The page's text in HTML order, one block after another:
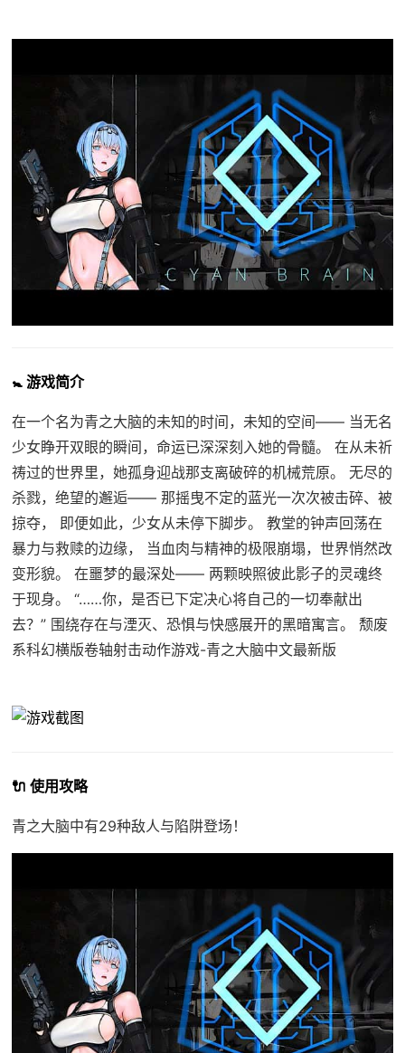
🚼 游戏简介
在一个名为青之大脑的未知的时间，未知的空间—— 当无名
少女睁开双眼的瞬间，命运已深深刻入她的骨髓。 在从未祈
祷过的世界里，她孤身迎战那支离破碎的机械荒原。 无尽的
杀戮，绝望的邂逅—— 那摇曳不定的蓝光一次次被击碎、被
掠夺， 即便如此，少女从未停下脚步。 教堂的钟声回荡在
暴力与救赎的边缘， 当血肉与精神的极限崩塌，世界悄然改
变形貌。 在噩梦的最深处—— 两颗映照彼此影子的灵魂终
于现身。 “……你，是否已下定决心将自己的一切奉献出
去？” 围绕存在与湮灭、恐惧与快感展开的黑暗寓言。 颓废
系科幻横版卷轴射击动作游戏-青之大脑中文最新版
🔌 使用攻略
青之大脑中有29种敌人与陷阱登场！